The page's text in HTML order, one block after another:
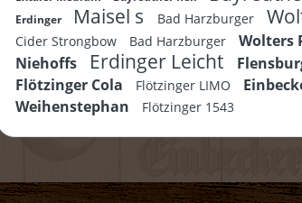
Erdinger
Maisel s Bad Harzburger
Cider Strongbow
Bad Harzburger Wolters
Niehoffs Erdinger Leicht
Flötzinger Cola
Flötzinger LIMO
Weihenstephan Flötzinger 1543